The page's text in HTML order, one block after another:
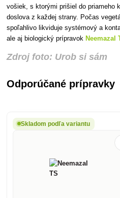
vošiek, s ktorými prišiel do priameho
doslova z každej strany. Počas
spoľahlivo likviduje systémový a
ale aj biologický prípravok Neemazal
Zdroj foto: Urob si sám
Odporúčané prípravky
Skladom podľa variantu